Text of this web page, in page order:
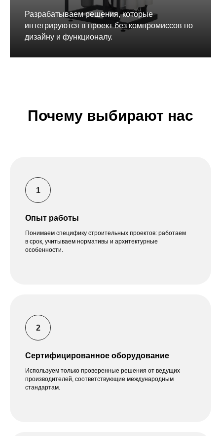
Разрабатываем решения, которые
интегрируются в проект без компромиссов по
дизайну и функционалу.
Почему выбирают нас
Опыт работы
Понимаем специфику строительных проектов: работаем
в срок, учитываем нормативы и архитектурные
особенности.
Сертифицированное оборудование
Используем только проверенные решения от ведущих
производителей, соответствующие международным
стандартам.